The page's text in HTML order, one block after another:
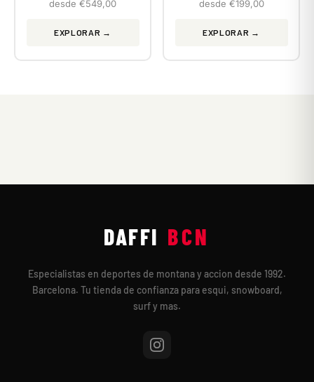
desde €549,00
EXPLORAR →
desde €199,00
EXPLORAR →
DAFFI BCN
Especialistas en deportes de montana y accion desde 1992.
Barcelona. Tu tienda de confianza para esqui, snowboard,
surf y mas.